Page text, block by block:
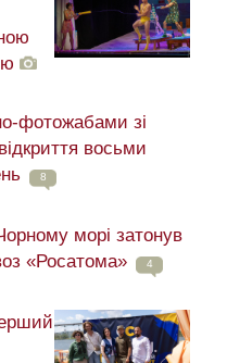
фотожабами зі
восьми
8
морі затонув
«Росатома»
4